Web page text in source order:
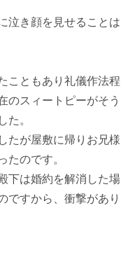
泣き顔を見せることは
こともあり礼儀作法程
のスィートピーがそう
た。
たが屋敷に帰りお兄様
たのです。
下は婚約を解消した場
ですから、衝撃があり